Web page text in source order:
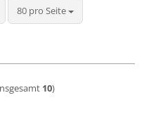
80 pro Seite
pro Seite
10)